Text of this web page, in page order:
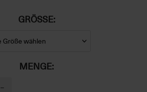
GRÖSSE:
MENGE:
−